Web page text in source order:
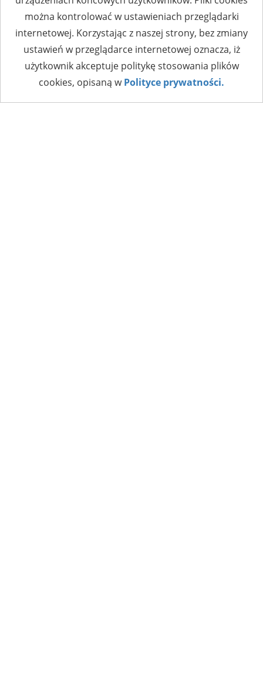
można kontrolować w ustawieniach przeglądarki
internetowej. Korzystając z naszej strony, bez zmiany
ustawień w przeglądarce internetowej oznacza, iż
użytkownik akceptuje politykę stosowania plików
cookies, opisaną wPolityce prywatności.